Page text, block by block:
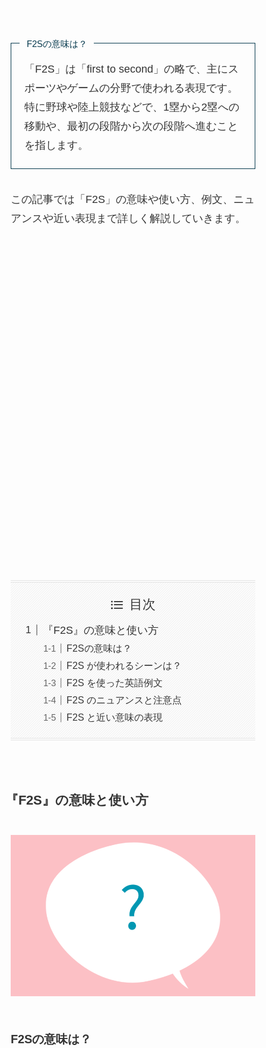
F2Sの意味は？
「F2S」は「first to second」の略で、主にス
ポーツやゲームの分野で使われる表現です。
特に野球や陸上競技などで、1塁から2塁への
移動や、最初の段階から次の段階へ進むこと
を指します。
この記事では「F2S」の意味や使い方、例文、ニュ
アンスや近い表現まで詳しく解説していきます。
目次
『F2S』の意味と使い方
F2Sの意味は？
F2S が使われるシーンは？
F2S を使った英語例文
F2S のニュアンスと注意点
F2S と近い意味の表現
『F2S』の意味と使い方
F2Sの意味は？